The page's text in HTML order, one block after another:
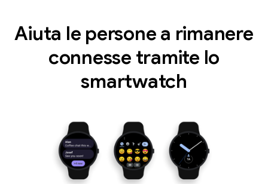
Aiuta le persone a rimanere
connesse tramite lo
smartwatch